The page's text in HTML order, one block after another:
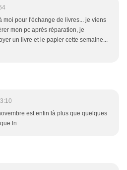
moi pour l'échange de livres... je viens
mon pc après réparation, je
un livre et le papier cette semaine...
est enfin là plus que quelques
ln